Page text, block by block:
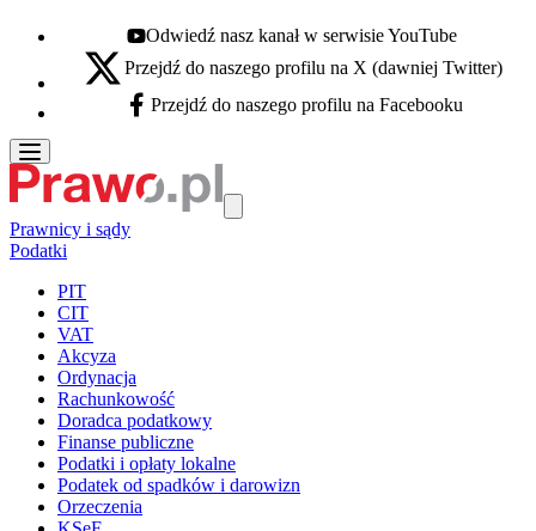
Youtube - otwiera się w nowej karcie
Odwiedź nasz kanał w serwisie YouTube
X - otwiera się w nowej karcie
Przejdź do naszego profilu na X (dawniej Twitter)
Facebook - otwiera się w nowej karcie
Przejdź do naszego profilu na Facebooku
Prawnicy i sądy
Podatki
PIT
CIT
VAT
Akcyza
Ordynacja
Rachunkowość
Doradca podatkowy
Finanse publiczne
Podatki i opłaty lokalne
Podatek od spadków i darowizn
Orzeczenia